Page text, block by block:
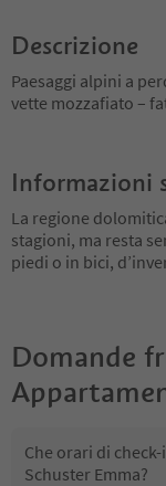
Descrizione
Paesaggi alpini a
vette mozzafiato –
Informazioni
La regione
stagioni, ma resta
piedi o in bici,
Domande
Che orari di
Schuster Emma?